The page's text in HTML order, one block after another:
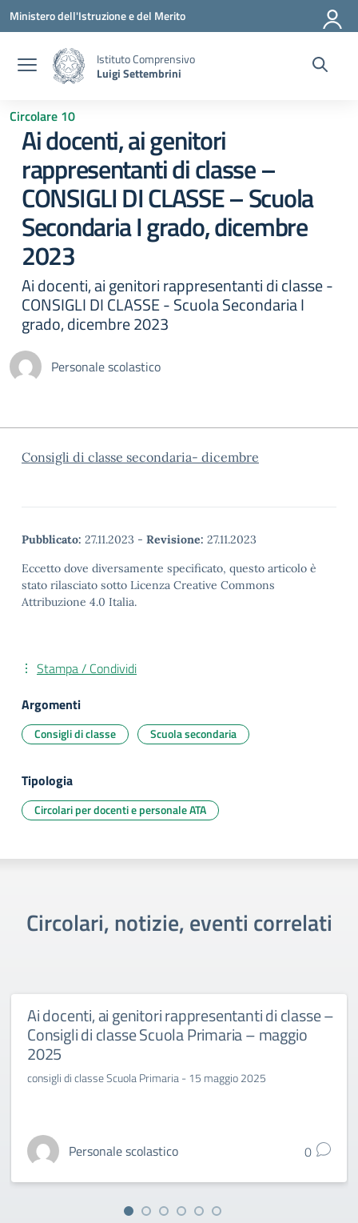
Vai ai contenuti
Vai al menu di navigazione
Vai al footer
Ministero dell'Istruzione e del Merito
Istituto Comprensivo
Luigi Settembrini
Circolare 10
Ai docenti, ai genitori
rappresentanti di classe –
CONSIGLI DI CLASSE – Scuola
Secondaria I grado, dicembre
2023
Ai docenti, ai genitori rappresentanti di classe -
CONSIGLI DI CLASSE - Scuola Secondaria I
grado, dicembre 2023
Personale scolastico
Consigli di classe secondaria- dicembre
Pubblicato: 27.11.2023 - Revisione: 27.11.2023
Eccetto dove diversamente specificato, questo articolo è
stato rilasciato sotto Licenza Creative Commons
Attribuzione 4.0 Italia.
Stampa / Condividi
Argomenti
Consigli di classe Scuola secondaria
Tipologia
Circolari per docenti e personale ATA
Circolari, notizie, eventi correlati
Ai docenti, ai genitori rappresentanti di classe –
Consigli di classe Scuola Primaria – maggio
2025
consigli di classe Scuola Primaria - 15 maggio 2025
Personale scolastico 0